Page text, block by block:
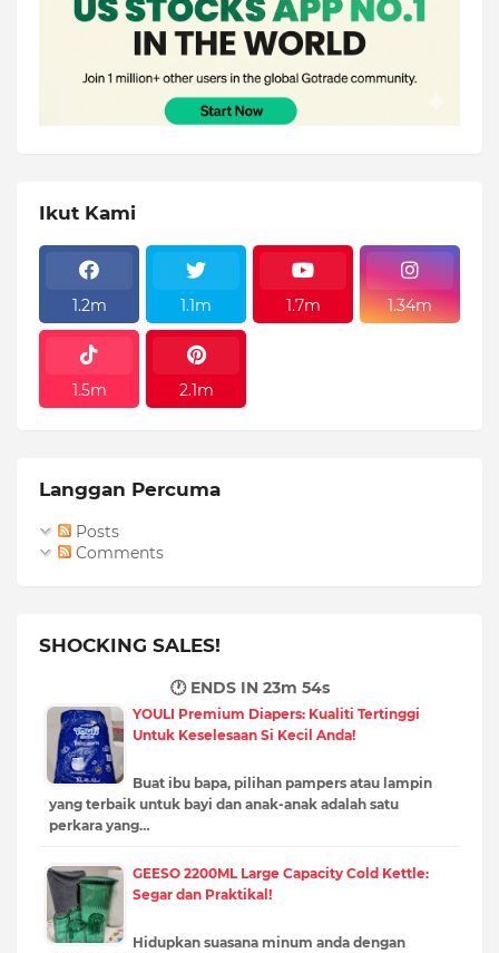
Ikut Kami
1.2m 1.1m 1.7m 1.34m
1.5m 2.1m
Langgan Percuma
Posts
Comments
SHOCKING SALES!
🕐 ENDS IN23m 53s
YOULI Premium Diapers: Kualiti Tertinggi
Untuk Keselesaan Si Kecil Anda!
Buat ibu bapa, pilihan pampers atau lampin
yang terbaik untuk bayi dan anak-anak adalah satu
perkara yang…
GEESO 2200ML Large Capacity Cold Kettle:
Segar dan Praktikal!
Hidupkan suasana minum anda dengan